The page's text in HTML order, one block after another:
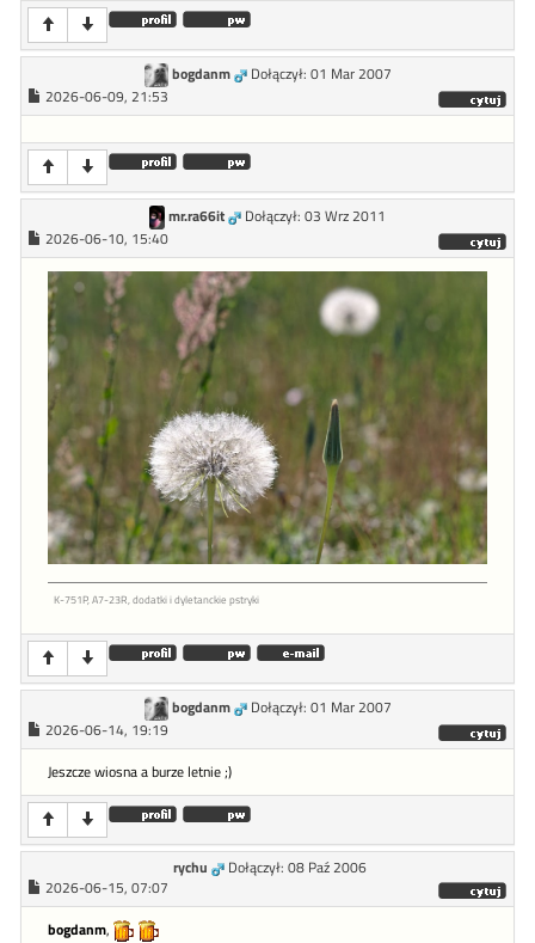
bogdanm
Dołączył: 01 Mar 2007
2026-06-09, 21:53
mr.ra66it
Dołączył: 03 Wrz 2011
2026-06-10, 15:40
K-751P, A7-23R, dodatki i dyletanckie pstryki
bogdanm
Dołączył: 01 Mar 2007
2026-06-14, 19:19
Jeszcze wiosna a burze letnie ;)
rychu
Dołączył: 08 Paź 2006
2026-06-15, 07:07
bogdanm,